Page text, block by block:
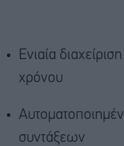
Ενιαία
χρόνου
συντάξεων